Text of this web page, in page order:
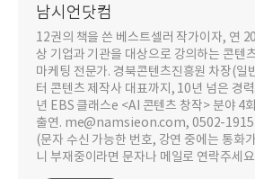
남시언닷컴
12권의 책을 쓴 베스트셀러 작가이자, 연
상 기업과 기관을 대상으로 강의하는 콘텐
마케팅 전문가. 경북콘텐츠진흥원 차장(일
터 콘텐츠 제작사 대표까지, 10년 넘은 경
년 EBS 클래스e <AI 콘텐츠 창작> 분야 4
출연. me@namsieon.com, 0502-
(문자 수신 가능한 번호, 강연 중에는 통화
니 부재중이라면 문자나 메일로 연락주세